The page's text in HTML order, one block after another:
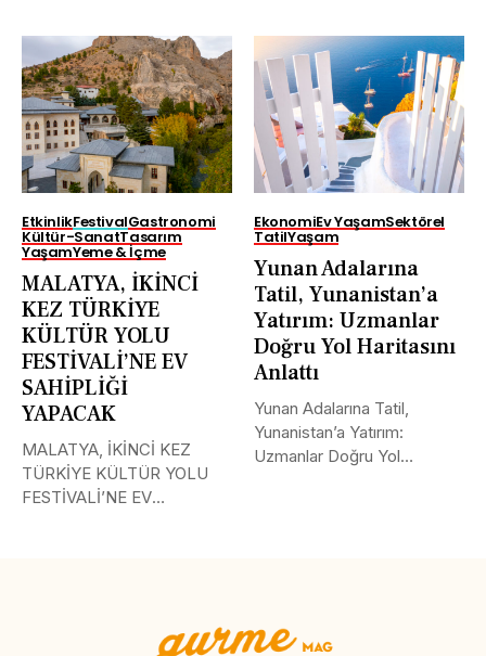
EtkinlikFestivalGastronomi
Kültür-SanatTasarım
YaşamYeme & İçme
MALATYA, İKİNCİ
KEZ TÜRKİYE
KÜLTÜR YOLU
FESTİVALİ’NE EV
SAHİPLİĞİ
YAPACAK
MALATYA, İKİNCİ KEZ
TÜRKİYE KÜLTÜR YOLU
FESTİVALİ’NE EV
EkonomiEv YaşamSektörel
TatilYaşam
Yunan Adalarına
Tatil, Yunanistan’a
Yatırım: Uzmanlar
Doğru Yol Haritasını
Anlattı
Yunan Adalarına Tatil,
Yunanistan’a Yatırım:
Uzmanlar Doğru Yol